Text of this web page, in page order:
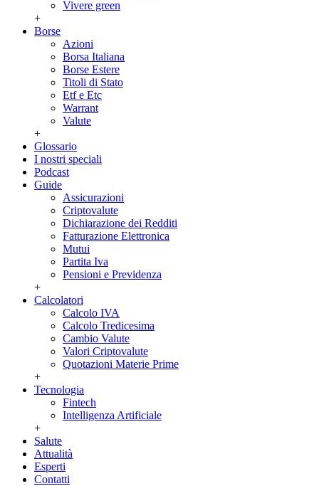
Vivere green
+
Borse
Azioni
Borsa Italiana
Borse Estere
Titoli di Stato
Etf e Etc
Warrant
Valute
+
Glossario
I nostri speciali
Podcast
Guide
Assicurazioni
Criptovalute
Dichiarazione dei Redditi
Fatturazione Elettronica
Mutui
Partita Iva
Pensioni e Previdenza
+
Calcolatori
Calcolo IVA
Calcolo Tredicesima
Cambio Valute
Valori Criptovalute
Quotazioni Materie Prime
+
Tecnologia
Fintech
Intelligenza Artificiale
+
Salute
Attualità
Esperti
Contatti